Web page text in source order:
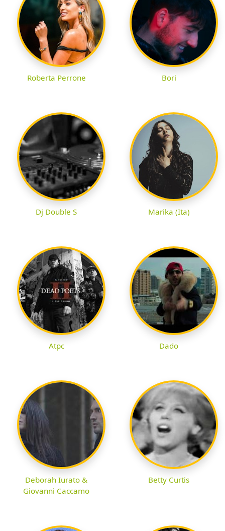
Roberta Perrone Bori
Dj Double S Marika (Ita)
Atpc Dado
Deborah Iurato &
Giovanni Caccamo
Betty Curtis